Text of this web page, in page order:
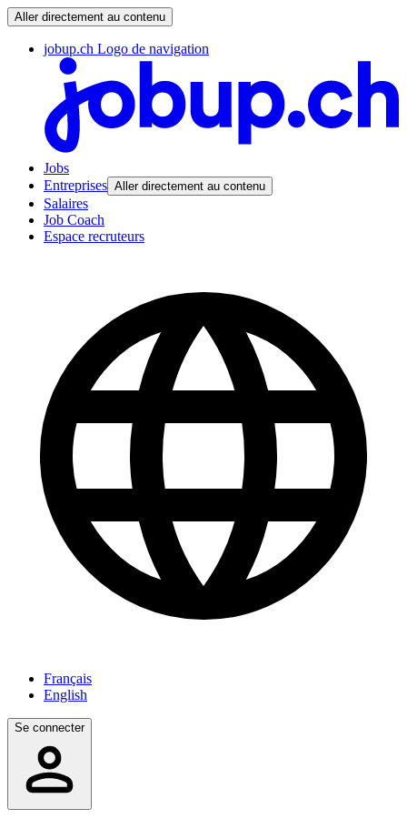
Aller directement au contenu
jobup.ch Logo de navigation
Jobs
Entreprises Aller directement au contenu
Salaires
Job Coach
Espace recruteurs
Français
English
Se connecter